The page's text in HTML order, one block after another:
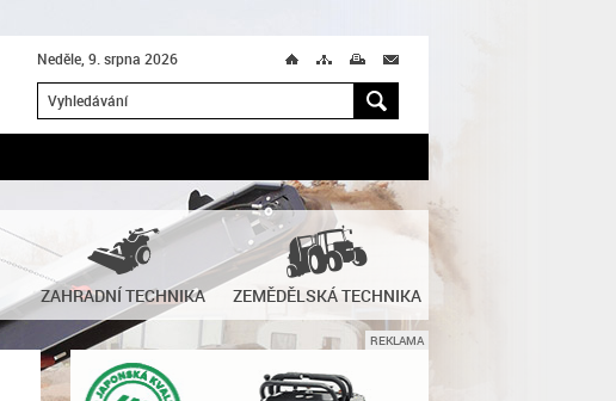
Neděle, 9. srpna 2026 Ú M T M
H
ZAHRADNÍ TECHNIKA ZEMĚDĚLSKÁ TECHNIKA
REKLAMA